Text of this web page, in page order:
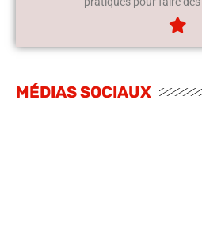
MÉDIAS SOCIAUX